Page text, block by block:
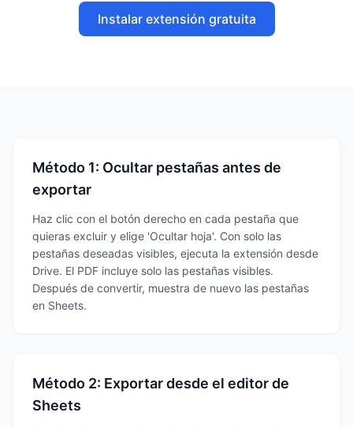
Instalar extensión gratuita
Método 1: Ocultar pestañas antes de
exportar
Haz clic con el botón derecho en cada pestaña que
quieras excluir y elige 'Ocultar hoja'. Con solo las
pestañas deseadas visibles, ejecuta la extensión desde
Drive. El PDF incluye solo las pestañas visibles.
Después de convertir, muestra de nuevo las pestañas
en Sheets.
Método 2: Exportar desde el editor de
Sheets